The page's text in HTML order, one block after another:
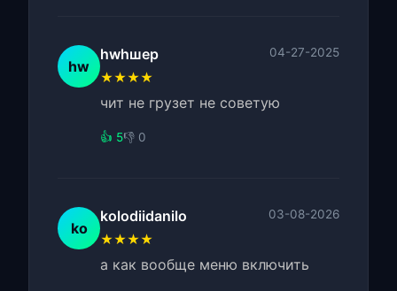
hw
hwhшер 04-27-2025
★★★★
чит не грузет не советую
👍 5👎 0
ko
kolodiidanilo 03-08-2026
★★★★
а как вообще меню включить